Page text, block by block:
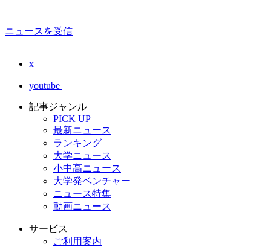
ニュースを受信
x
youtube
記事ジャンル
PICK UP
最新ニュース
ランキング
大学ニュース
小中高ニュース
大学発ベンチャー
ニュース特集
動画ニュース
サービス
ご利用案内